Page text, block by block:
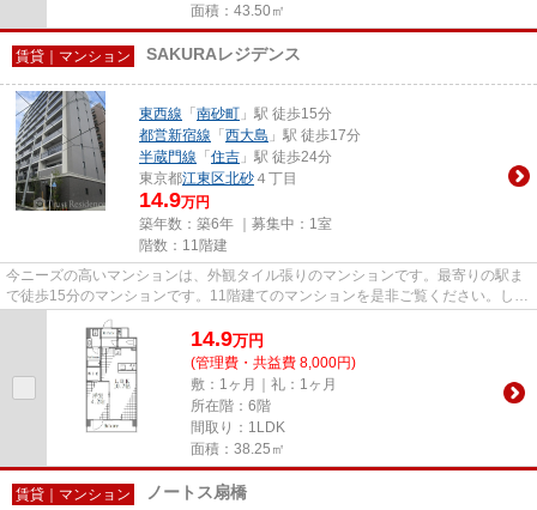
面積：43.50㎡
賃貸｜マンション SAKURAレジデンス
東西線 「 南砂町 」駅 徒歩15分
都営新宿線 「 西大島 」駅 徒歩17分
半蔵門線 「 住吉 」駅 徒歩24分
東京都江東区北砂 ４丁目
14.9万円
築年数：築6年 ｜募集中： 1室
階数：11階建
今ニーズの高いマンションは、外観タイル張りのマンションです。最寄りの駅ま
で徒歩15分のマンションです。11階建てのマンションを是非ご覧ください。しっ
かりとした造りが自慢の築6年...
14.9万円
(管理費・共益費 8,000円)
敷：1ヶ月｜礼：1ヶ月
所在階：6階
間取り：1LDK
面積：38.25㎡
賃貸｜マンション ノートス扇橋